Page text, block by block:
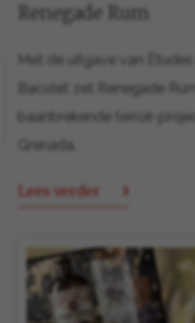
Renegade Rum
Met de uitgave van
Bacolet zet Renegade
baanbrekende terroir-
Grenada.
Lees verder